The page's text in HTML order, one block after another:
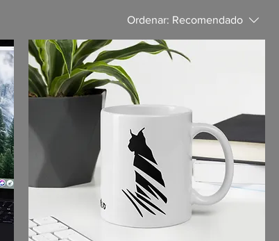
Ordenar: Recomendado